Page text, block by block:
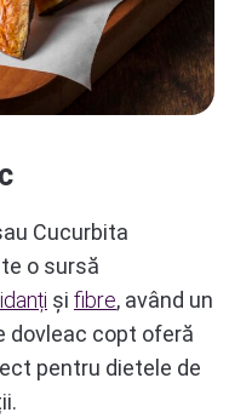
Cucurbita
o sursă
și fibre, având un
dovleac copt oferă
pentru dietele de